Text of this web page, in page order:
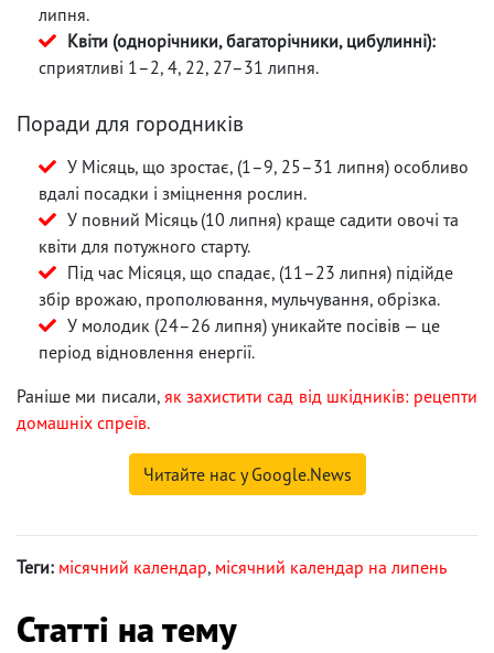
липня.
Квіти (однорічники, багаторічники, цибулинні):
сприятливі 1–2, 4, 22, 27–31 липня.
Поради для городників
У Місяць, що зростає, (1–9, 25–31 липня) особливо
вдалі посадки і зміцнення рослин.
У повний Місяць (10 липня) краще садити овочі та
квіти для потужного старту.
Під час Місяця, що спадає, (11–23 липня) підійде
збір врожаю, прополювання, мульчування, обрізка.
У молодик (24–26 липня) уникайте посівів — це
період відновлення енергії.
Раніше ми писали, як захистити сад від шкідників: рецепти
домашніх спреїв.
Читайте нас у Google.News
Теги: місячний календар, місячний календар на липень
Статті на тему